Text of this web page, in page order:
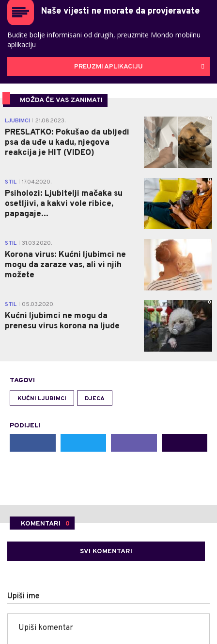
Naše vijesti ne morate da provjeravate
Budite bolje informisani od drugih, preuzmite Mondo mobilnu
aplikaciju
PREUZMI APLIKACIJU
MOŽDA ĆE VAS ZANIMATI
LJUBIMCI 21.08.2023.
PRESLATKO: Pokušao da ubijedi
psa da uđe u kadu, njegova
reakcija je HIT (VIDEO)
0
STIL 17.04.2020.
Psiholozi: Ljubitelji mačaka su
osetljivi, a kakvi vole ribice,
papagaje...
0
STIL 31.03.2020.
Korona virus: Kućni ljubimci ne
mogu da zaraze vas, ali vi njih
možete
STIL 05.03.2020.
Kućni ljubimci ne mogu da
prenesu virus korona na ljude
0
TAGOVI
KUĆNI LJUBIMCI DJECA
PODIJELI
KOMENTARI 0
SVI KOMENTARI
Upiši ime